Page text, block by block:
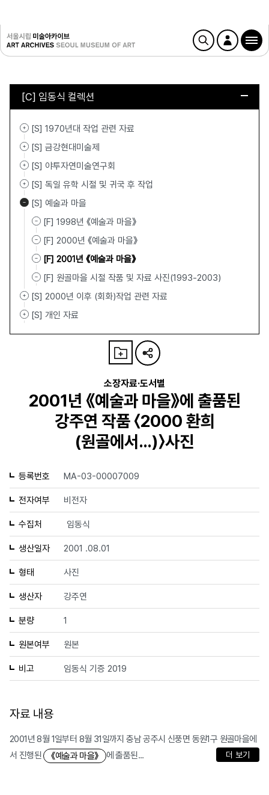
[C] 임동식 컬렉션
[S] 1970년대 작업 관련 자료
[S] 금강현대미술제
[S] 야투자연미술연구회
[S] 독일 유학 시절 및 귀국 후 작업
[S] 예술과 마을
[F] 1998년 《예술과 마을》
[F] 2000년 《예술과 마을》
[F] 2001년 《예술과 마을》
[F] 원골마을 시절 작품 및 자료 사진(1993-2003)
[S] 2000년 이후 (회화)작업 관련 자료
[S] 개인 자료
소장자료·도서별
2001년 《예술과 마을》에 출품된
강주연 작품 〈2000 환희
(원골에서…)〉사진
등록번호 MA-03-00007009
전자여부 비전자
수집처 임동식
생산일자 2001 .08.01
형태 사진
생산자 강주연
분량 1
원본여부 원본
비고 임동식 기증 2019
자료 내용
2001년 8월 1일부터 8월 31일까지 충남 공주시 신풍면 동원1구 원골마을에
서 진행된
《예술과 마을》 에 출품된... 더 보기